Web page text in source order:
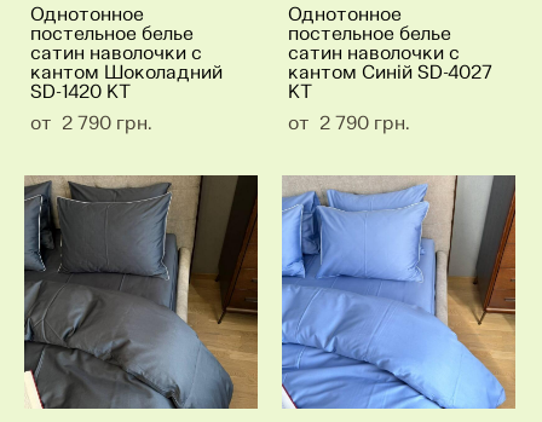
Однотонное
постельное белье
сатин наволочки с
кантом Шоколадний
SD-1420 KT
от 2 790 грн.
Однотонное
постельное белье
сатин наволочки с
кантом Синій SD-4027
KT
от 2 790 грн.